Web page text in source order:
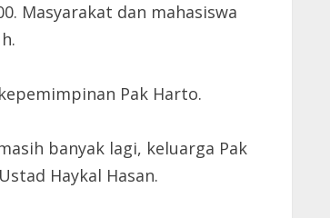
Masyarakat dan mahasiswa
Pak Harto.
banyak lagi, keluarga Pak
Haykal Hasan.